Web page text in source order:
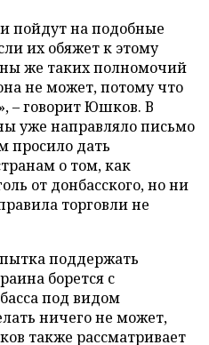
пойдут на подобные
их обяжет к этому
же таких полномочий
не может, потому что
– говорит Юшков. В
уже направляло письмо
просило дать
о том, как
от донбасского, но ни
торговли не
поддержать
борется с
под видом
ничего не может,
также рассматривает